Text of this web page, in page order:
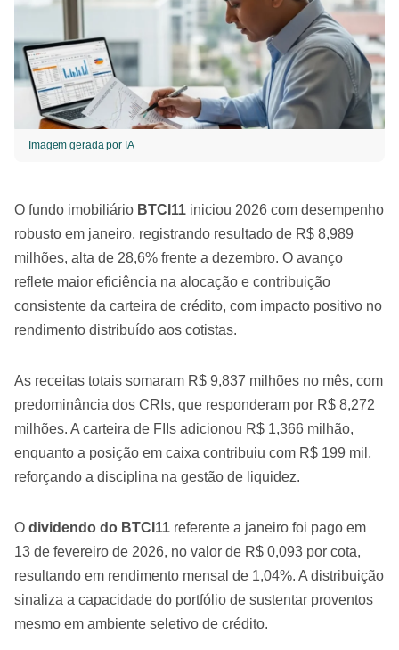
Imagem gerada por IA
O fundo imobiliário BTCI11 iniciou 2026 com desempenho
robusto em janeiro, registrando resultado de R$ 8,989
milhões, alta de 28,6% frente a dezembro. O avanço
reflete maior eficiência na alocação e contribuição
consistente da carteira de crédito, com impacto positivo no
rendimento distribuído aos cotistas.
As receitas totais somaram R$ 9,837 milhões no mês, com
predominância dos CRIs, que responderam por R$ 8,272
milhões. A carteira de FIIs adicionou R$ 1,366 milhão,
enquanto a posição em caixa contribuiu com R$ 199 mil,
reforçando a disciplina na gestão de liquidez.
O dividendo do BTCI11 referente a janeiro foi pago em
13 de fevereiro de 2026, no valor de R$ 0,093 por cota,
resultando em rendimento mensal de 1,04%. A distribuição
sinaliza a capacidade do portfólio de sustentar proventos
mesmo em ambiente seletivo de crédito.